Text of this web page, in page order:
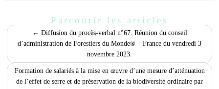
Parcourir les articles
← Diffusion du procès-verbal n°67. Réunion du conseil
d’administration de Forestiers du Monde® – France du vendredi 3
novembre 2023.
Formation de salariés à la mise en œuvre d’une mesure d’atténuation
de l’effet de serre et de préservation de la biodiversité ordinaire par